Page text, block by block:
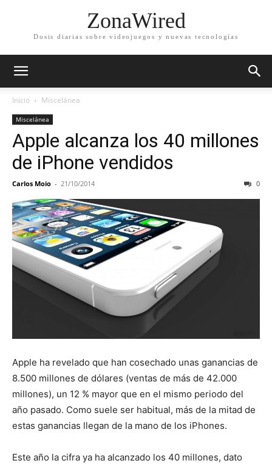
ZonaWired
Dosis diarias sobre videojuegos y nuevas tecnologías
Inicio Miscelánea
Miscelánea
Apple alcanza los 40 millones
de iPhone vendidos
Carlos Moio - 21/10/2014 0
Apple ha revelado que han cosechado unas ganancias de
8.500 millones de dólares (ventas de más de 42.000
millones), un 12 % mayor que en el mismo periodo del
año pasado. Como suele ser habitual, más de la mitad de
estas ganancias llegan de la mano de los iPhones.
Este año la cifra ya ha alcanzado los 40 millones, dato